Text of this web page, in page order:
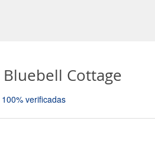
Bluebell Cottage
verificadas